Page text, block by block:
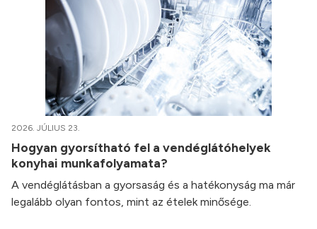
2026. JÚLIUS 23.
Hogyan gyorsítható fel a vendéglátóhelyek
konyhai munkafolyamata?
A vendéglátásban a gyorsaság és a hatékonyság ma már
legalább olyan fontos, mint az ételek minősége.